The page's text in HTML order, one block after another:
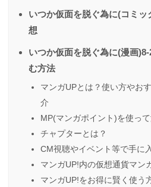
いつか仮面を脱ぐ為に(コミ
想
いつか仮面を脱ぐ為に(漫画
む方法
マンガUPとは？使い方やお
介
MP(マンガポイント)を使っ
チャプターとは？
CM視聴やイベント等で手に
マンガUP!内の仮想通貨マン
マンガUP!をお得に賢く使う